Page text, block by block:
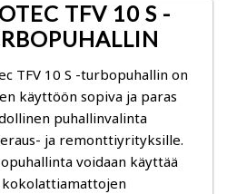
ja biomassakuivaamot
TFV 10 S -
TFV 10 S -turbopuhallin on
käyttöön sopiva ja paras
puhallinvalinta
ja remonttiyrityksille.
voidaan käyttää
kokolattiamattojen